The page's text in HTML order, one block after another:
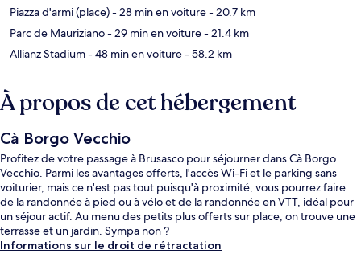
Piazza d'armi (place)- 28 min en voiture- 20.7 km
Parc de Mauriziano- 29 min en voiture- 21.4 km
Allianz Stadium- 48 min en voiture- 58.2 km
À propos de cet hébergement
Cà Borgo Vecchio
Profitez de votre passage à Brusasco pour séjourner dans Cà Borgo
Vecchio. Parmi les avantages offerts, l'accès Wi-Fi et le parking sans
voiturier, mais ce n'est pas tout puisqu'à proximité, vous pourrez faire
de la randonnée à pied ou à vélo et de la randonnée en VTT, idéal pour
un séjour actif. Au menu des petits plus offerts sur place, on trouve une
terrasse et un jardin. Sympa non ?
Informations sur le droit de rétractation